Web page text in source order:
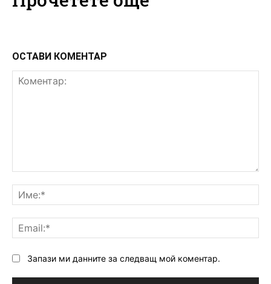
ОСТАВИ КОМЕНТАР
Запази ми данните за следващ мой коментар.